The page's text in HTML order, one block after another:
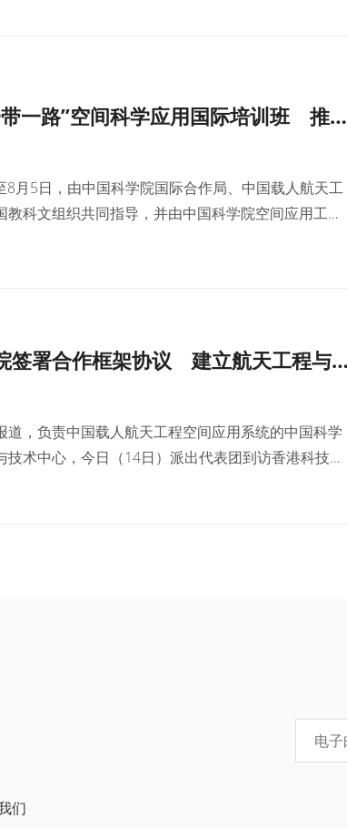
一路”空间科学应用国际培训班 推动
家航天战略
8月5日，由中国科学院国际合作局、中国载人航天工
教科文组织共同指导，并由中国科学院空间应用工程
签署合作框架协议 建立航天工程与
伴关系
道，负责中国载人航天工程空间应用系统的中国科学
技术中心，今日（14日）派出代表团到访香港科技大
们